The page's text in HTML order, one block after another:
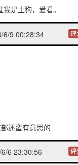
是土狗，爱看。
6/9 00:28:34 评
还蛮有意思的
6 23:30:56 评